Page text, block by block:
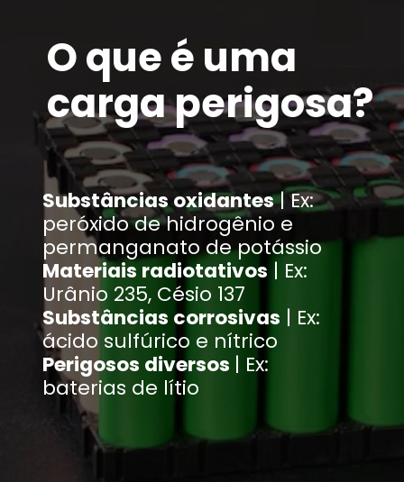
O que é uma
carga perigosa?
Substâncias oxidantes| Ex:
peróxido de hidrogênio e
permanganato de potássio
Materiais radiotativos | Ex:
Urânio 235, Césio 137
Substâncias corrosivas | Ex:
ácido sulfúrico e nítrico
Perigosos diversos | Ex:
baterias de lítio